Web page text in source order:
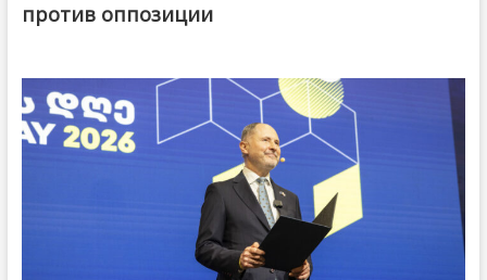
против оппозиции